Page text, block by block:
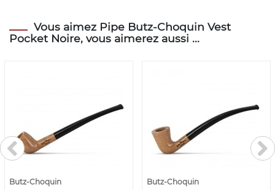
Vous aimez Pipe Butz-Choquin Vest
Pocket Noire, vous aimerez aussi ...
Butz-Choquin Butz-Choquin